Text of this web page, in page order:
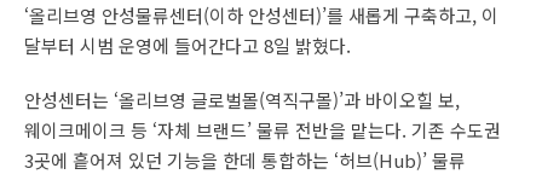
‘올리브영 안성물류센터(이하 안성센터)’를 새롭게 구축하고, 이
달부터 시범 운영에 들어간다고 8일 밝혔다.
안성센터는 ‘올리브영 글로벌몰(역직구몰)’과 바이오힐 보,
웨이크메이크 등 ‘자체 브랜드’ 물류 전반을 맡는다. 기존 수도권
3곳에 흩어져 있던 기능을 한데 통합하는 ‘허브(Hub)’ 물류